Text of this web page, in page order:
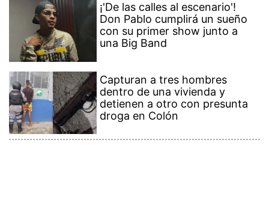
¡'De las calles al escenario'!
Don Pablo cumplirá un sueño
con su primer show junto a
una Big Band
Capturan a tres hombres
dentro de una vivienda y
detienen a otro con presunta
droga en Colón